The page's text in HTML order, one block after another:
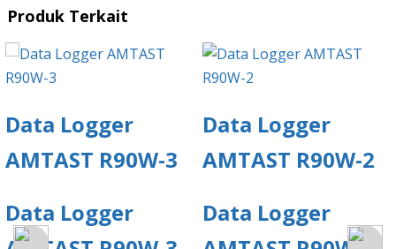
Produk Terkait
Data Logger
AMTAST R90W-3
Data Logger
Data Logger
AMTAST R90W-2
Data Logger